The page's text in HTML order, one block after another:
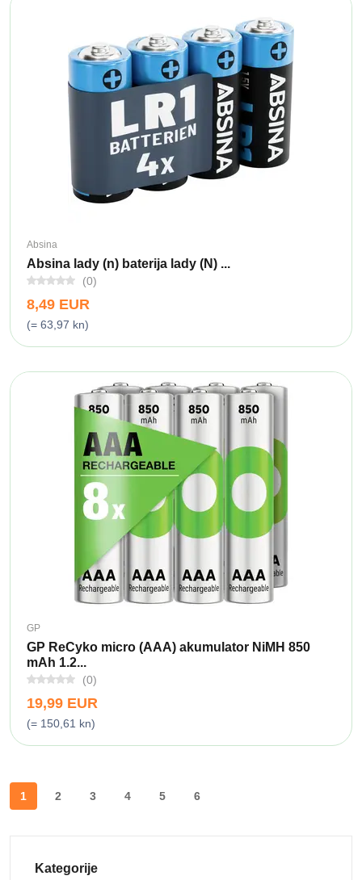
Absina
Absina lady (n) baterija lady (N) ...
(0)
8,49 EUR
(= 63,97 kn)
GP
GP ReCyko micro (AAA) akumulator NiMH 850
mAh 1.2...
(0)
19,99 EUR
(= 150,61 kn)
1 2 3 4 5 6
Kategorije